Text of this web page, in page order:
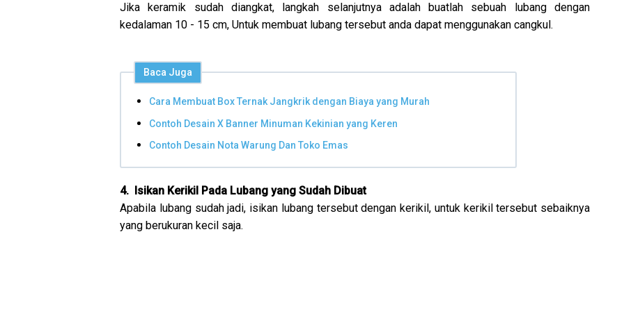
Jika keramik sudah diangkat, langkah selanjutnya adalah buatlah sebuah lubang dengan
kedalaman 10 - 15 cm, Untuk membuat lubang tersebut anda dapat menggunakan cangkul.
Baca Juga
Cara Membuat Box Ternak Jangkrik dengan Biaya yang Murah
Contoh Desain X Banner Minuman Kekinian yang Keren
Contoh Desain Nota Warung Dan Toko Emas
4. Isikan Kerikil Pada Lubang yang Sudah Dibuat
Apabila lubang sudah jadi, isikan lubang tersebut dengan kerikil, untuk kerikil tersebut sebaiknya
yang berukuran kecil saja.